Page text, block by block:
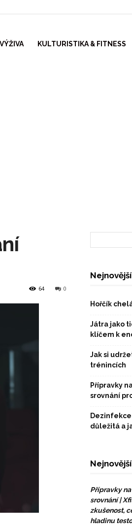
VÝŽIVA KULTURISTIKA & FITNESS
0
64
Hořčík
Játra jako
klíčem k
Jak si
trénincích
Přípravky
srovnání
důležitá a
Přípravky
srovnání |
zkušenost,
hladinu